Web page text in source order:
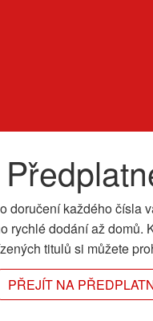
doručení každého čísla
rychlé dodání až domů.
titulů si můžete
PŘEJÍT NA